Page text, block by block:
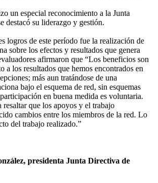
un especial reconocimiento a la Junta
destacó su liderazgo y gestión.
logros de este período fue la realización de
sobre los efectos y resultados que genera
afirmaron que “Los beneficios son
a los resultados que hemos encontrados en
más aun tratándose de una
bajo el esquema de red, sin esquemas
en buena medida es voluntaria.
resaltar que los apoyos y el trabajo
cambios entre los miembros de la red. Lo
del trabajo realizado.”
presidenta Junta Directiva de